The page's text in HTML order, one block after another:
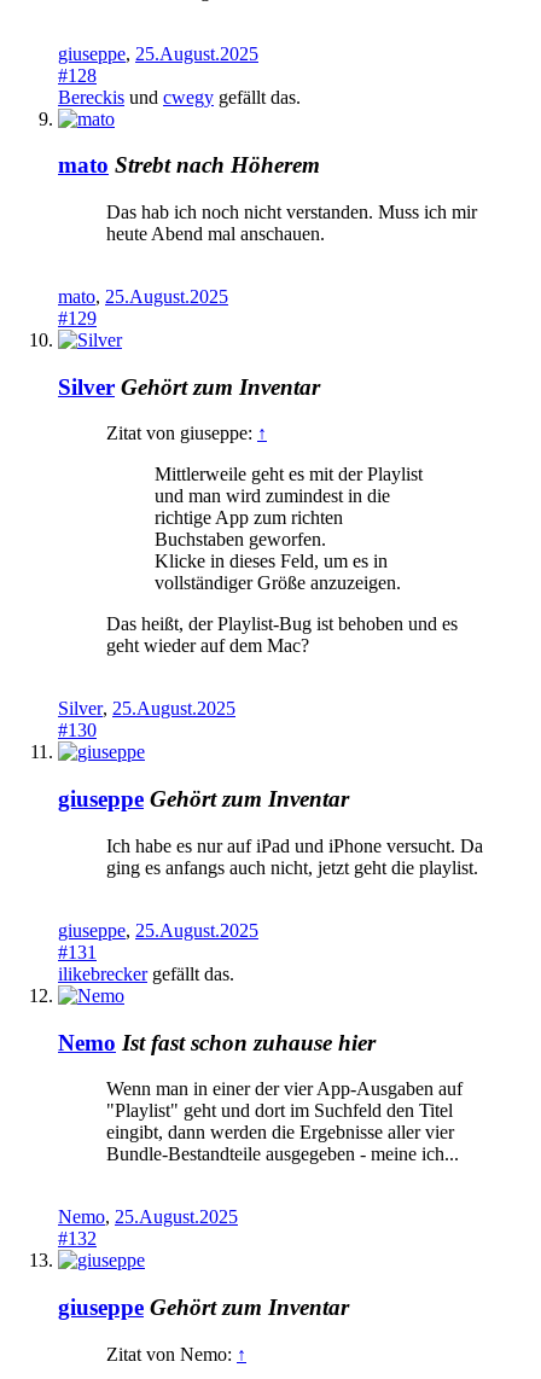
giuseppe, 25.August.2025
#128
Bereckis und cwegy gefällt das.
mato Strebt nach Höherem
Das hab ich noch nicht verstanden. Muss ich mir
heute Abend mal anschauen.
mato, 25.August.2025
#129
Silver Gehört zum Inventar
Zitat von giuseppe: ↑
Mittlerweile geht es mit der Playlist
und man wird zumindest in die
richtige App zum richten
Buchstaben geworfen.
Klicke in dieses Feld, um es in
vollständiger Größe anzuzeigen.
Das heißt, der Playlist-Bug ist behoben und es
geht wieder auf dem Mac?
Silver, 25.August.2025
#130
giuseppe Gehört zum Inventar
Ich habe es nur auf iPad und iPhone versucht. Da
ging es anfangs auch nicht, jetzt geht die playlist.
giuseppe, 25.August.2025
#131
ilikebreckergefällt das.
Nemo Ist fast schon zuhause hier
Wenn man in einer der vier App-Ausgaben auf
"Playlist" geht und dort im Suchfeld den Titel
eingibt, dann werden die Ergebnisse aller vier
Bundle-Bestandteile ausgegeben - meine ich...
Nemo, 25.August.2025
#132
giuseppe Gehört zum Inventar
Zitat von Nemo: ↑